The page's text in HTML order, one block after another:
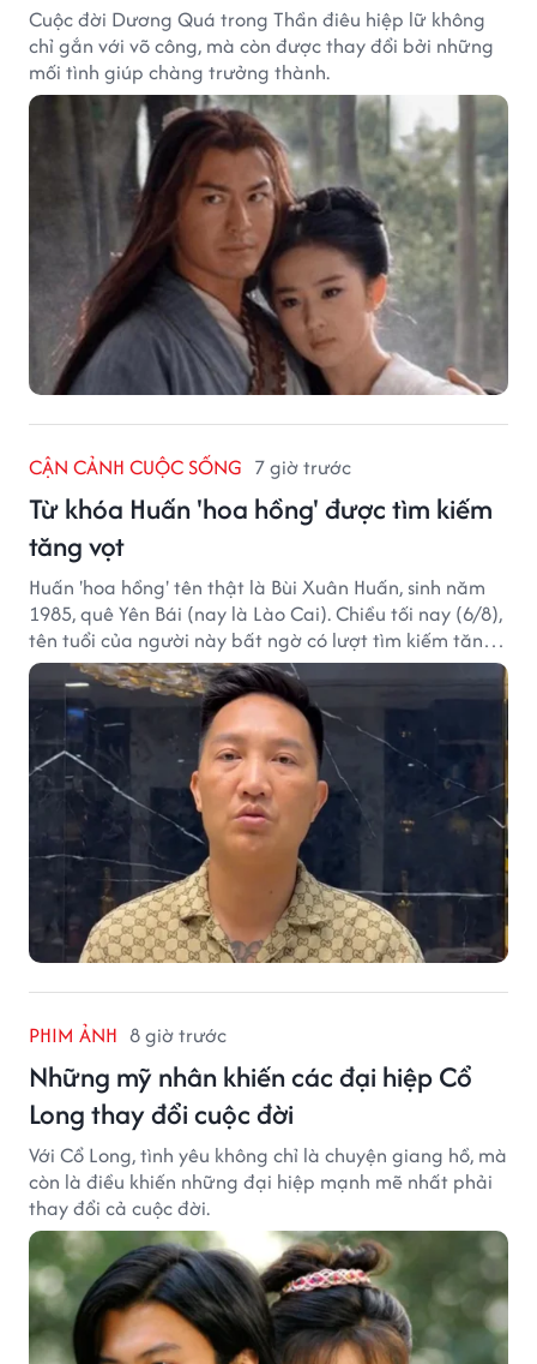
Cuộc đời Dương Quá trong Thần điêu hiệp lữ không
chỉ gắn với võ công, mà còn được thay đổi bởi những
mối tình giúp chàng trưởng thành.
CẬN CẢNH CUỘC SỐNG 7 giờ trước
Từ khóa Huấn 'hoa hồng' được tìm kiếm
tăng vọt
Huấn 'hoa hồng' tên thật là Bùi Xuân Huấn, sinh năm
1985, quê Yên Bái (nay là Lào Cai). Chiều tối nay (6/8),
tên tuổi của người này bất ngờ có lượt tìm kiếm tăng
vọt.
PHIM ẢNH 8 giờ trước
Những mỹ nhân khiến các đại hiệp Cổ
Long thay đổi cuộc đời
Với Cổ Long, tình yêu không chỉ là chuyện giang hồ, mà
còn là điều khiến những đại hiệp mạnh mẽ nhất phải
thay đổi cả cuộc đời.